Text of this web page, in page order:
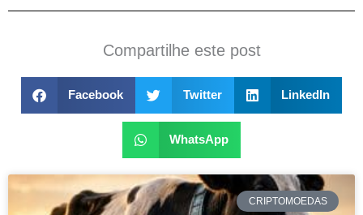
Compartilhe este post
Facebook Twitter LinkedIn
WhatsApp
CRIPTOMOEDAS